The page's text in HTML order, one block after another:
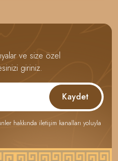
ve size özel
giriniz.
Kaydet
hakkında iletişim kanalları yoluyla